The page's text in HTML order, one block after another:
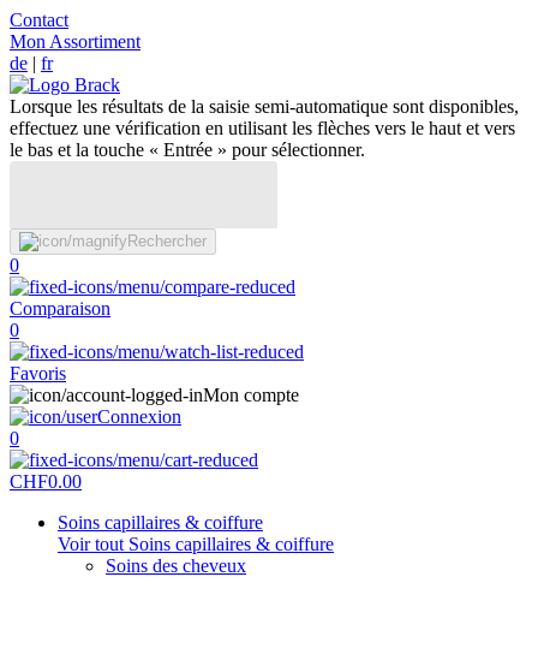
Contact
Mon Assortiment
de | fr
Lorsque les résultats de la saisie semi-automatique sont disponibles,
effectuez une vérification en utilisant les flèches vers le haut et vers
le bas et la touche « Entrée » pour sélectionner.
Rechercher
0
Comparaison
0
Favoris
Mon compte
Connexion
0
CHF0.00
Soins capillaires & coiffure
Voir tout Soins capillaires & coiffure
Soins des cheveux